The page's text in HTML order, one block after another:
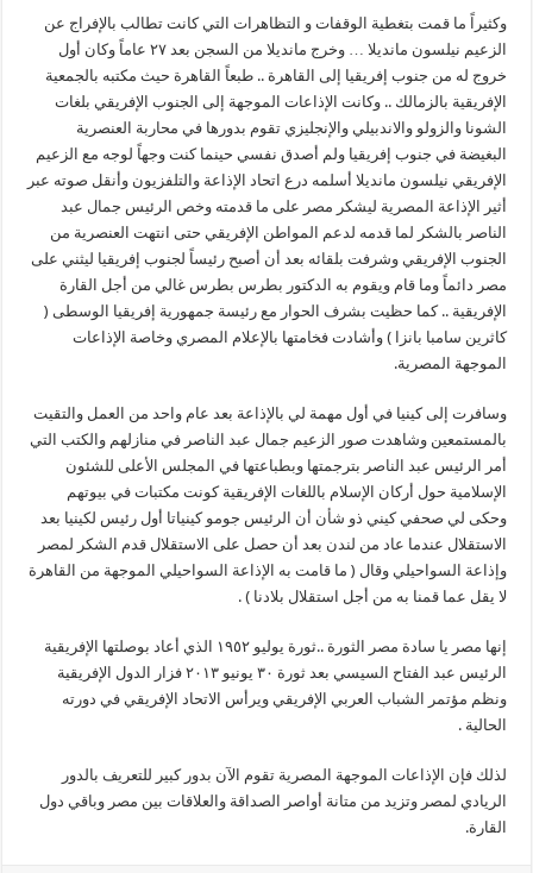
وكثيراً ما قمت بتغطية الوقفات و التظاهرات التي كانت تطالب بالإفراج عن
الزعيم نيلسون مانديلا … وخرج مانديلا من السجن بعد ٢٧ عاماً وكان أول
خروج له من جنوب إفريقيا إلى القاهرة .. طبعاً القاهرة حيث مكتبه بالجمعية
الإفريقية بالزمالك .. وكانت الإذاعات الموجهة إلى الجنوب الإفريقي بلغات
الشونا والزولو والاندبيلي والإنجليزي تقوم بدورها في محاربة العنصرية
البغيضة في جنوب إفريقيا ولم أصدق نفسي حينما كنت وجهاً لوجه مع الزعيم
الإفريقي نيلسون مانديلا أسلمه درع اتحاد الإذاعة والتلفزيون وأنقل صوته عبر
أثير الإذاعة المصرية ليشكر مصر على ما قدمته وخص الرئيس جمال عبد
الناصر بالشكر لما قدمه لدعم المواطن الإفريقي حتى انتهت العنصرية من
الجنوب الإفريقي وشرفت بلقائه بعد أن أصبح رئيساً لجنوب إفريقيا ليثني على
مصر دائماً وما قام ويقوم به الدكتور بطرس بطرس غالي من أجل القارة
الإفريقية .. كما حظيت بشرف الحوار مع رئيسة جمهورية إفريقيا الوسطى (
كاثرين سامبا بانزا ) وأشادت فخامتها بالإعلام المصري وخاصة الإذاعات
الموجهة المصرية.
وسافرت إلى كينيا في أول مهمة لي بالإذاعة بعد عام واحد من العمل والتقيت
بالمستمعين وشاهدت صور الزعيم جمال عبد الناصر في منازلهم والكتب التي
أمر الرئيس عبد الناصر بترجمتها وبطباعتها في المجلس الأعلى للشئون
الإسلامية حول أركان الإسلام باللغات الإفريقية كونت مكتبات في بيوتهم
وحكى لي صحفي كيني ذو شأن أن الرئيس جومو كينياتا أول رئيس لكينيا بعد
الاستقلال عندما عاد من لندن بعد أن حصل على الاستقلال قدم الشكر لمصر
وإذاعة السواحيلي وقال ( ما قامت به الإذاعة السواحيلي الموجهة من القاهرة
لا يقل عما قمنا به من أجل استقلال بلادنا ) .
إنها مصر يا سادة مصر الثورة ..ثورة يوليو ١٩٥٢ الذي أعاد بوصلتها الإفريقية
الرئيس عبد الفتاح السيسي بعد ثورة ٣٠ يونيو ٢٠١٣ فزار الدول الإفريقية
ونظم مؤتمر الشباب العربي الإفريقي ويرأس الاتحاد الإفريقي في دورته
الحالية .
لذلك فإن الإذاعات الموجهة المصرية تقوم الآن بدور كبير للتعريف بالدور
الريادي لمصر وتزيد من متانة أواصر الصداقة والعلاقات بين مصر وباقي دول
القارة.